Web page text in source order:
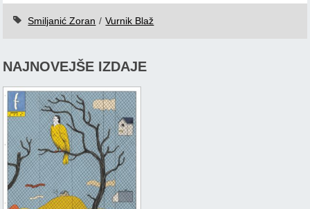
Smiljanić Zoran / Vurnik Blaž
NAJNOVEJŠE IZDAJE